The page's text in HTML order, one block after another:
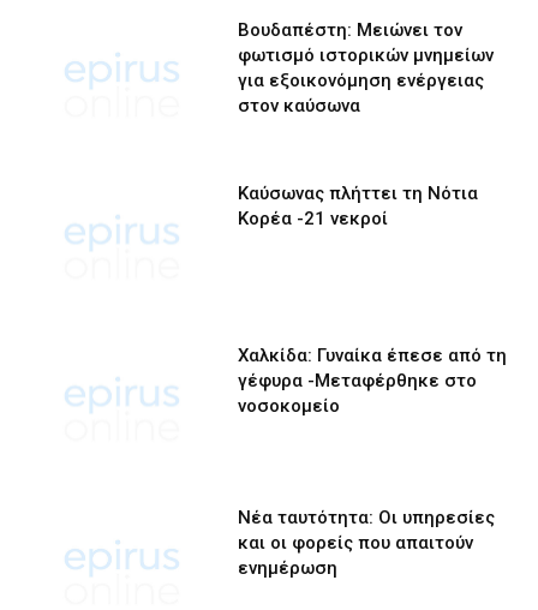
Βουδαπέστη: Μειώνει τον
φωτισμό ιστορικών μνημείων
για εξοικονόμηση ενέργειας
στον καύσωνα
Καύσωνας πλήττει τη Νότια
Κορέα -21 νεκροί
Χαλκίδα: Γυναίκα έπεσε από τη
γέφυρα -Μεταφέρθηκε στο
νοσοκομείο
Νέα ταυτότητα: Οι υπηρεσίες
και οι φορείς που απαιτούν
ενημέρωση